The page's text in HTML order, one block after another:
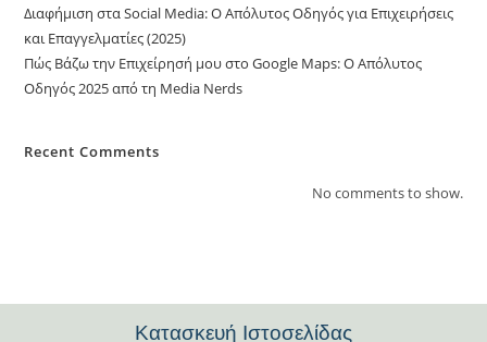
Διαφήμιση στα Social Media: Ο Απόλυτος Οδηγός για Επιχειρήσεις
και Επαγγελματίες (2025)
Πώς Βάζω την Επιχείρησή μου στο Google Maps: Ο Απόλυτος
Οδηγός 2025 από τη Media Nerds
Recent Comments
No comments to show.
Κατασκευή Ιστοσελίδας